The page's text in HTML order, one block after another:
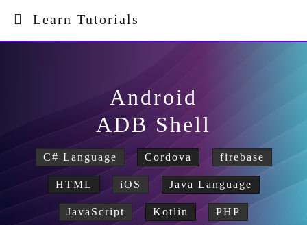
Learn Tutorials
Android
ADB Shell
C# Language Cordova firebase
HTML iOS Java Language
JavaScript Kotlin PHP